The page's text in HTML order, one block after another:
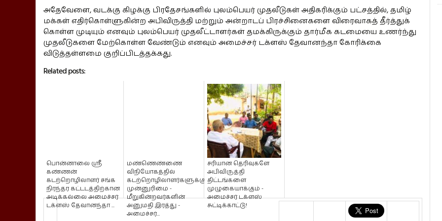
அதேவேளை, வடக்கு கிழக்கு பிரதேசங்களில் புலம்பெயர் முதலீடுகள் அதிகரிக்கும் பட்சத்தில், தமிழ்
மக்கள் எதிர்கொள்ளுகின்ற அபிவிருத்தி மற்றும் அன்றாடப் பிரச்சினைகளை விரைவாகத் தீர்த்துக்
கொள்ள முடியும் எனவும் புலம்பெயர் முதலீட்டாளர்கள் தமக்கிருக்கும் தார்மீக கடமையை உணர்ந்து
முதலீடுகளை மேற்கொள்ள வேண்டும் எனவும் அமைச்சர் டக்ளஸ் தேவானந்தா கோரிக்கை
விடுத்தள்ளமை குறிப்பிடத்தக்கது.
Related posts:
பொன்னாலை ஸ்ரீ
கண்ணன்
கடற்றொழிலாளர் சங்க
நிரந்தர கட்டடத்திற்கான
அடிக்கல்லை அமைச்சர்
டக்ளஸ் தேவானந்தா ...
மண்ணெண்ணை
விநியோகத்தில்
கடற்றொழிலாளர்களுக்கு
முன்னுரிமை -
மீறுகின்றவர்களின்
அனுமதி இரத்து -
அமைச்சர்...
சரியான தெரிவுகளே
அபிவிருத்தி
திட்டங்களை
முழுகையாக்கும் -
அமைச்சர் டக்ளஸ்
சுட்டிக்காட்டு!